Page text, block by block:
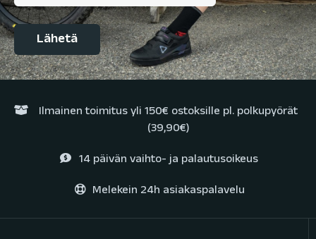
Ilmainen toimitus yli 150€ ostoksille pl. polkupyörät
(39,90€)
14 päivän vaihto- ja palautusoikeus
Melekein 24h asiakaspalavelu